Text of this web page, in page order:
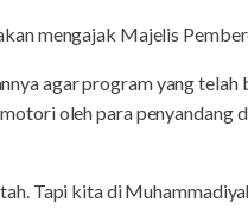
mengajak Majelis
agar program yang
oleh para
Tapi kita di